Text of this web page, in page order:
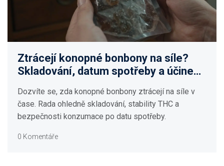
Ztrácejí konopné bonbony na síle?
Skladování, datum spotřeby a účinek
Dozvíte se, zda konopné bonbony ztrácejí na síle v
čase. Rada ohledně skladování, stability THC a
bezpečnosti konzumace po datu spotřeby.
0 Komentáře